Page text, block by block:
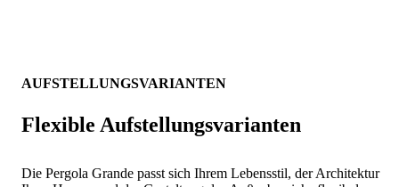
Brskajte po naših referencah. Uporabite levo in desno puščico ali
AUFSTELLUNGSVARIANTEN
Flexible Aufstellungsvarianten
Die Pergola Grande passt sich Ihrem Lebensstil, der Architektur